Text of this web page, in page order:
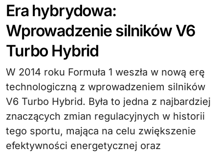
Era hybrydowa:
Wprowadzenie silników V6
Turbo Hybrid
W 2014 roku Formuła 1 weszła w nową erę
technologiczną z wprowadzeniem silników
V6 Turbo Hybrid. Była to jedna z najbardziej
znaczących zmian regulacyjnych w historii
tego sportu, mająca na celu zwiększenie
efektywności energetycznej oraz